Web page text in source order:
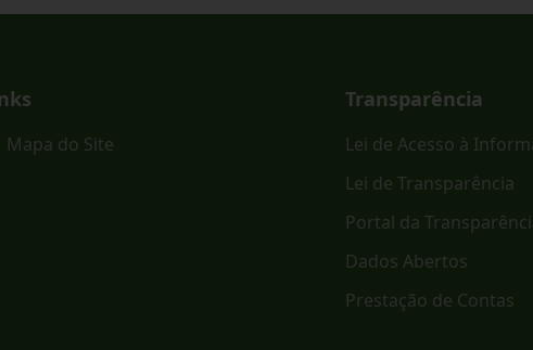
Mapa do Site
Transparência
Lei de Acesso à
Lei de Transparência
Portal da
Dados Abertos
Prestação de Contas